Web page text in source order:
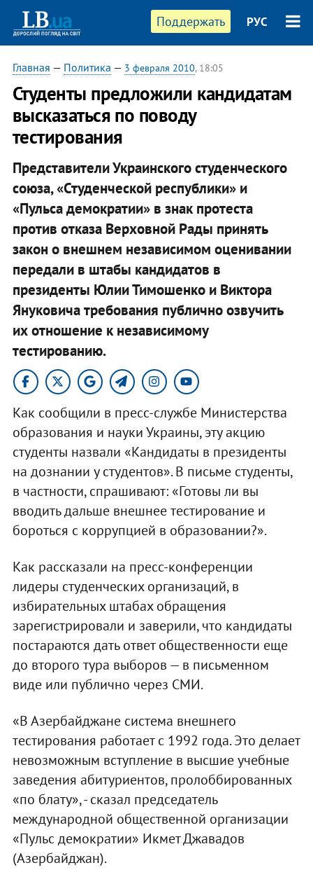
Поддержать РУС
Главная — Политика — 3 февраля 2010, 18:05
Студенты предложили кандидатам
высказаться по поводу
тестирования
Представители Украинского студенческого
союза, «Студенческой республики» и
«Пульса демократии» в знак протеста
против отказа Верховной Рады принять
закон о внешнем независимом оценивании
передали в штабы кандидатов в
президенты Юлии Тимошенко и Виктора
Януковича требования публично озвучить
их отношение к независимому
тестированию.
Как сообщили в пресс-службе Министерства
образования и науки Украины, эту акцию
студенты назвали «Кандидаты в президенты
на дознании у студентов». В письме студенты,
в частности, спрашивают: «Готовы ли вы
вводить дальше внешнее тестирование и
бороться с коррупцией в образовании?».
Как рассказали на пресс-конференции
лидеры студенческих организаций, в
избирательных штабах обращения
зарегистрировали и заверили, что кандидаты
постараются дать ответ общественности еще
до второго тура выборов — в письменном
виде или публично через СМИ.
«В Азербайджане система внешнего
тестирования работает с 1992 года. Это делает
невозможным вступление в высшие учебные
заведения абитуриентов, пролоббированных
«по блату», - сказал председатель
международной общественной организации
«Пульс демократии» Икмет Джавадов
(Азербайджан).